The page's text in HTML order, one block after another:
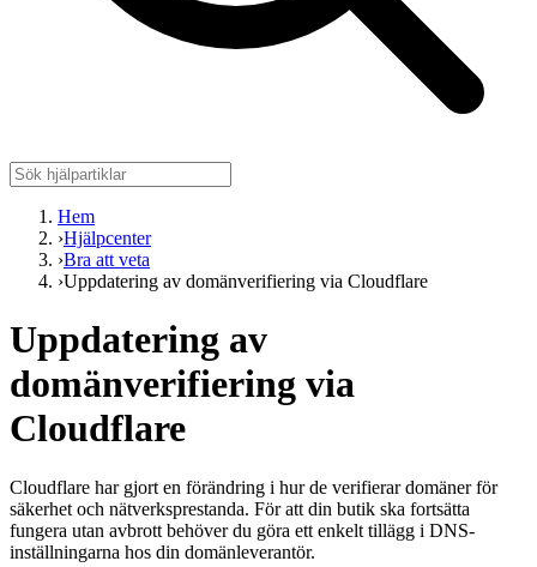
Hem
›Hjälpcenter
›Bra att veta
›Uppdatering av domänverifiering via Cloudflare
Uppdatering av
domänverifiering via
Cloudflare
Cloudflare har gjort en förändring i hur de verifierar domäner för
säkerhet och nätverksprestanda. För att din butik ska fortsätta
fungera utan avbrott behöver du göra ett enkelt tillägg i DNS-
inställningarna hos din domänleverantör.